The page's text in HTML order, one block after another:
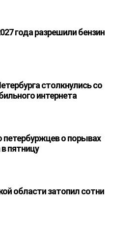
года разрешили бензин
столкнулись со
интернета
о порывах
пятницу
области затопил сотни